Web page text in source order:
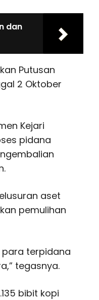
dan
Putusan
2 Oktober
Kejari
pidana
aset
pemulihan
para terpidana
tegasnya.
bibit kopi